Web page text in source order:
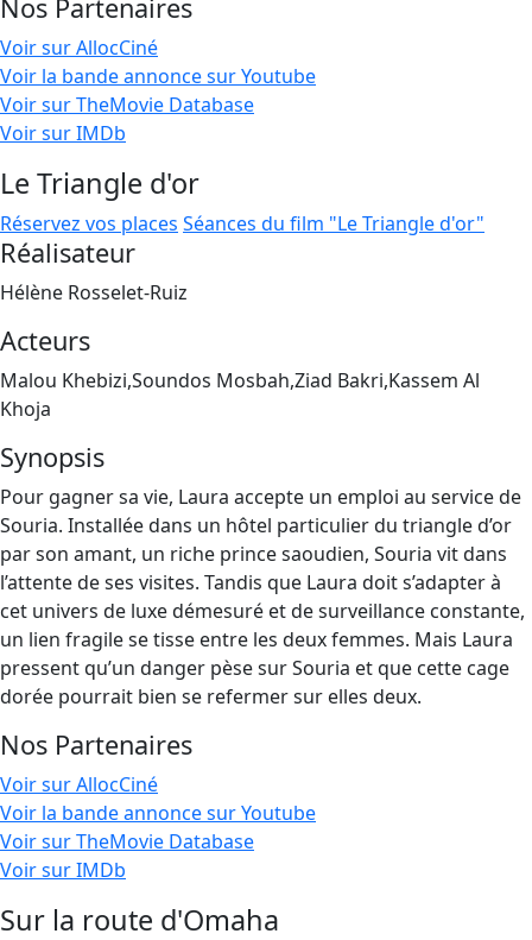
Nos Partenaires
Voir sur AllocCiné
Voir la bande annonce sur Youtube
Voir sur TheMovie Database
Voir sur IMDb
Le Triangle d'or
Réservez vos places Séances du film "Le Triangle d'or"
Réalisateur
Hélène Rosselet-Ruiz
Acteurs
Malou Khebizi,Soundos Mosbah,Ziad Bakri,Kassem Al
Khoja
Synopsis
Pour gagner sa vie, Laura accepte un emploi au service de
Souria. Installée dans un hôtel particulier du triangle d’or
par son amant, un riche prince saoudien, Souria vit dans
l’attente de ses visites. Tandis que Laura doit s’adapter à
cet univers de luxe démesuré et de surveillance constante,
un lien fragile se tisse entre les deux femmes. Mais Laura
pressent qu’un danger pèse sur Souria et que cette cage
dorée pourrait bien se refermer sur elles deux.
Nos Partenaires
Voir sur AllocCiné
Voir la bande annonce sur Youtube
Voir sur TheMovie Database
Voir sur IMDb
Sur la route d'Omaha